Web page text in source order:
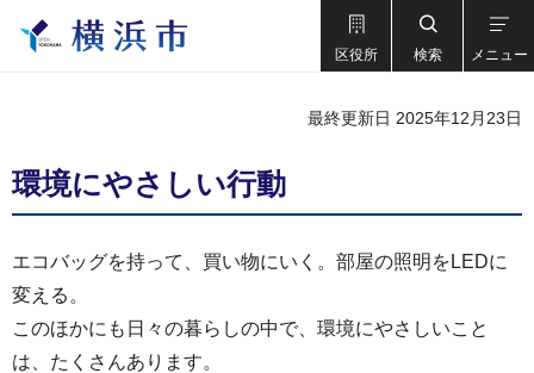
区役所 検索 メニュー
最終更新日 2025年12月23日
環境にやさしい行動
エコバッグを持って、買い物にいく。部屋の照明をLEDに
変える。
このほかにも日々の暮らしの中で、環境にやさしいこと
は、たくさんあります。